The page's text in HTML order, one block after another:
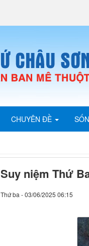
CHUYÊN ĐỀ
Suy niệm Thứ
Thứ ba - 03/06/2025 06:15